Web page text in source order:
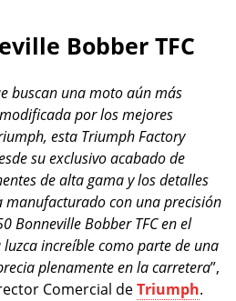
Bobber TFC
buscan una moto aún más
por los mejores
esta Triumph Factory
su exclusivo acabado de
de alta gama y los detalles
manufacturado con una precisión
Bonneville Bobber TFC en el
increíble como parte de una
plenamente en la carretera”,
Comercial deTriumph.